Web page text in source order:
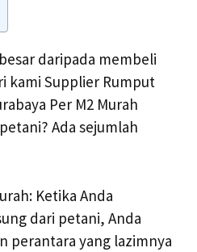
daripada membeli
kami Supplier Rumput
Per M2 Murah
Ada sejumlah
Ketika Anda
dari petani, Anda
perantara yang lazimnya